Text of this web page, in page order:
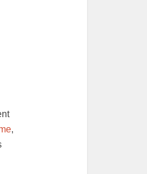
,